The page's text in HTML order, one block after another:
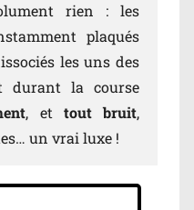
rien : les
plaqués
les uns des
durant la course
, et tout bruit,
un vrai luxe !